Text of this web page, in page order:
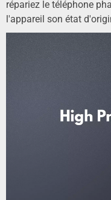
répariez le téléphone
l'appareil son état